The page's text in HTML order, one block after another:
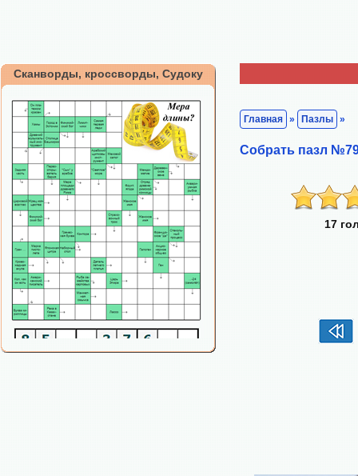
Сканворды, кроссворды, Судоку
Главная » Пазлы »
Собрать пазл
17